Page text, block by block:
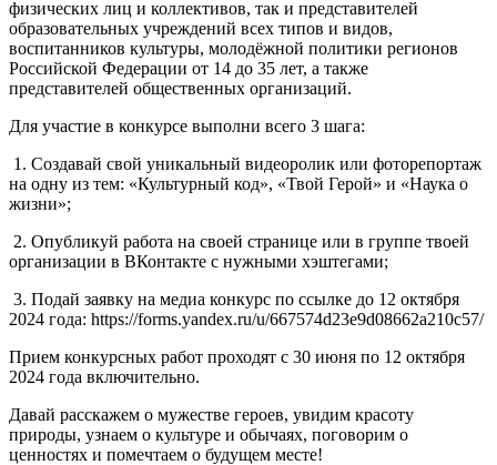
физических лиц и коллективов, так и представителей
образовательных учреждений всех типов и видов,
воспитанников культуры, молодёжной политики регионов
Российской Федерации от 14 до 35 лет, а также
представителей общественных организаций.
Для участие в конкурсе выполни всего 3 шага:
1. Создавай свой уникальный видеоролик или фоторепортаж
на одну из тем: «Культурный код», «Твой Герой» и «Наука о
жизни»;
2. Опубликуй работа на своей странице или в группе твоей
организации в ВКонтакте с нужными хэштегами;
3. Подай заявку на медиа конкурс по ссылке до 12 октября
2024 года: https://forms.yandex.ru/u/667574d23e9d08662a210c57/
Прием конкурсных работ проходят с 30 июня по 12 октября
2024 года включительно.
Давай расскажем о мужестве героев, увидим красоту
природы, узнаем о культуре и обычаях, поговорим о
ценностях и помечтаем о будущем месте!